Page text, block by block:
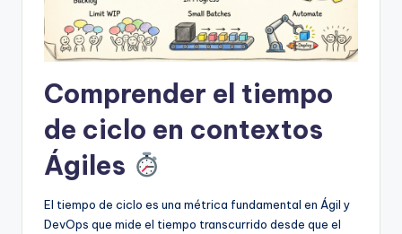
si
Comprender el tiempo
de ciclo en contextos
Ágiles
El tiempo de ciclo es una métrica fundamental en Ágil y
DevOps que mide el tiempo transcurrido desde que el